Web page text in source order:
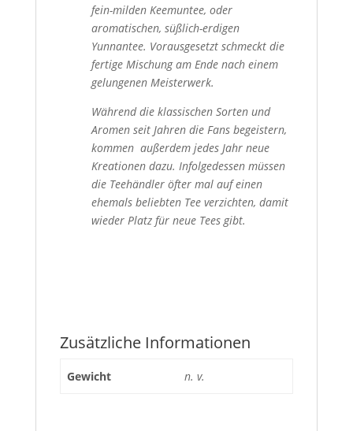
fein-milden Keemuntee, oder
aromatischen, süßlich-erdigen
Yunnantee. Vorausgesetzt schmeckt die
fertige Mischung am Ende nach einem
gelungenen Meisterwerk.
Während die klassischen Sorten und
Aromen seit Jahren die Fans begeistern,
kommen außerdem jedes Jahr neue
Kreationen dazu. Infolgedessen müssen
die Teehändler öfter mal auf einen
ehemals beliebten Tee verzichten, damit
wieder Platz für neue Tees gibt.
Zusätzliche Informationen
Gewicht n. v.